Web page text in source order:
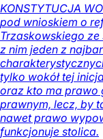
KONSTYTUCJA
pod wnioskiem o
Trzaskowskiego
z nim jeden z
tylko wokół tej
oraz kto ma prawo
prawnym, lecz, by
nawet prawo
funkcjonuje stolica.